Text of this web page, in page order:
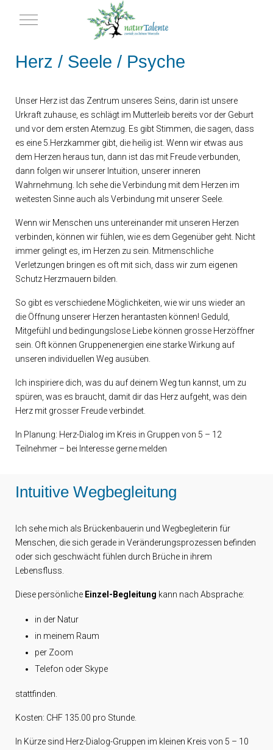
Mobile Menu Toggle
Herz / Seele / Psyche
Unser Herz ist das Zentrum unseres Seins, darin ist unsere
Urkraft zuhause, es schlägt im Mutterleib bereits vor der Geburt
und vor dem ersten Atemzug. Es gibt Stimmen, die sagen, dass
es eine 5.Herzkammer gibt, die heilig ist. Wenn wir etwas aus
dem Herzen heraus tun, dann ist das mit Freude verbunden,
dann folgen wir unserer Intuition, unserer inneren
Wahrnehmung. Ich sehe die Verbindung mit dem Herzen im
weitesten Sinne auch als Verbindung mit unserer Seele.
Wenn wir Menschen uns untereinander mit unseren Herzen
verbinden, können wir fühlen, wie es dem Gegenüber geht. Nicht
immer gelingt es, im Herzen zu sein. Mitmenschliche
Verletzungen bringen es oft mit sich, dass wir zum eigenen
Schutz Herzmauern bilden.
So gibt es verschiedene Möglichkeiten, wie wir uns wieder an
die Öffnung unserer Herzen herantasten können! Geduld,
Mitgefühl und bedingungslose Liebe können grosse Herzöffner
sein. Oft können Gruppenenergien eine starke Wirkung auf
unseren individuellen Weg ausüben.
Ich inspiriere dich, was du auf deinem Weg tun kannst, um zu
spüren, was es braucht, damit dir das Herz aufgeht, was dein
Herz mit grosser Freude verbindet.
In Planung: Herz-Dialog im Kreis in Gruppen von 5 – 12
Teilnehmer – bei Interesse gerne melden
Intuitive Wegbegleitung
Ich sehe mich als Brückenbauerin und Wegbegleiterin für
Menschen, die sich gerade in Veränderungsprozessen befinden
oder sich geschwächt fühlen durch Brüche in ihrem
Lebensfluss.
Diese persönliche Einzel-Begleitung kann nach Absprache:
in der Natur
in meinem Raum
per Zoom
Telefon oder Skype
stattfinden.
Kosten: CHF 135.00 pro Stunde.
In Kürze sind Herz-Dialog-Gruppen im kleinen Kreis von 5 – 10